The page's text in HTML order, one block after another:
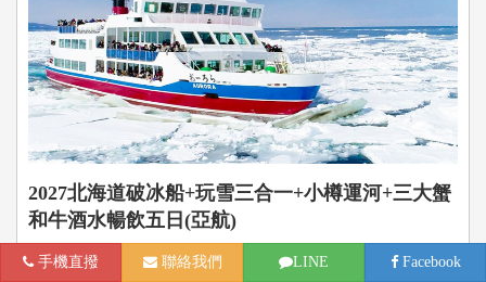
2027北海道破冰船+玩雪三合一+小樽運河+三大蟹
和牛酒水暢飲五日(亞航)
出發日期： 2027/01/20 , , 2/3 , , 2/17 ,
手機直撥 聯絡我們 LINE Facebook